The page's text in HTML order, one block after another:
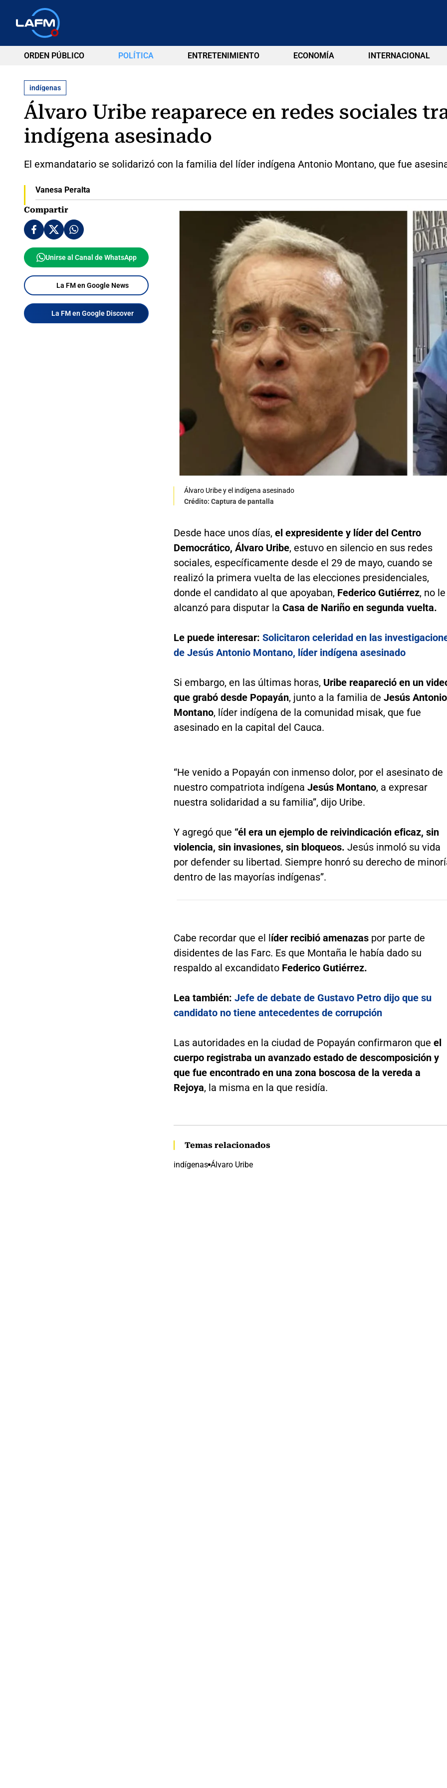
ORDEN PÚBLICO POLÍTICA ENTRETENIMIENTO ECONOMÍA INTERNACIONAL
indígenas
Álvaro Uribe reaparece en redes sociales
indígena asesinado
El exmandatario se solidarizó con la familia del líder indígena Antonio Montano, que fue
Vanesa Peralta
Compartir
Unirse al Canal de WhatsApp
La FM en Google News
La FM en Google Discover
Álvaro Uribe y el indígena asesinado
Crédito: Captura de pantalla
Desde hace unos días, el expresidente y líder del Centro
Democrático, Álvaro Uribe, estuvo en silencio en sus redes
sociales, específicamente desde el 29 de mayo, cuando se
realizó la primera vuelta de las elecciones presidenciales,
donde el candidato al que apoyaban, Federico Gutiérrez, no le
alcanzó para disputar la Casa de Nariño en segunda vuelta.
Le puede interesar: Solicitaron celeridad en las
de Jesús Antonio Montano, líder indígena asesinado
Si embargo, en las últimas horas, Uribe reapareció en un
que grabó desde Popayán, junto a la familia de Jesús Antonio
Montano, líder indígena de la comunidad misak, que fue
asesinado en la capital del Cauca.
“He venido a Popayán con inmenso dolor, por el asesinato de
nuestro compatriota indígena Jesús Montano, a expresar
nuestra solidaridad a su familia”, dijo Uribe.
Y agregó que “él era un ejemplo de reivindicación eficaz, sin
violencia, sin invasiones, sin bloqueos. Jesús inmoló su vida
por defender su libertad. Siempre honró su derecho de
dentro de las mayorías indígenas”.
Cabe recordar que el líder recibió amenazaspor parte de
disidentes de las Farc. Es que Montaña le había dado su
respaldo al excandidato Federico Gutiérrez.
Lea también: Jefe de debate de Gustavo Petro dijo que su
candidato no tiene antecedentes de corrupción
Las autoridades en la ciudad de Popayán confirmaron que el
cuerpo registraba un avanzado estado de descomposición y
que fue encontrado en una zona boscosa de la vereda a
Rejoya, la misma en la que residía.
Temas relacionados
indígenas Álvaro Uribe